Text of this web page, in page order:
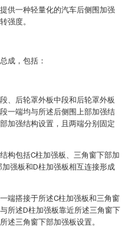
供一种轻量化的汽车后侧围加强
强度。
成，包括：
、后轮罩外板中段和后轮罩外板
一端均与所述后侧围上部加强结
加强结构设置，且两端分别固定
构包括C柱加强板、三角窗下部加
强板和D柱加强板相互连接形成
端搭接于所述C柱加强板和三角窗
所述D柱加强板靠近所述三角窗下
述三角窗下部加强板设置。